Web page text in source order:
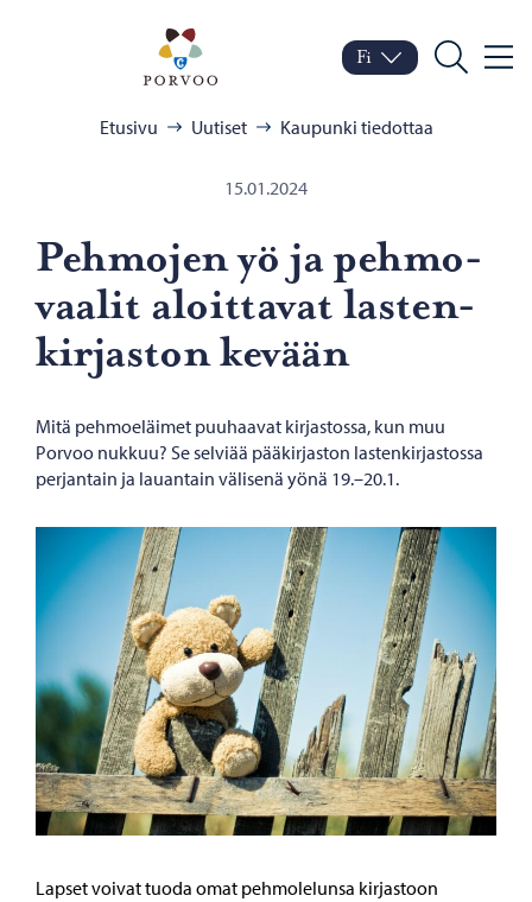
Porvoo – Siirry
Vaihda kieltä
Nykyinen kieli: Suomi
Fi
Hae
Etusivu Uutiset Kaupunki tiedottaa
15.01.2024
Peh­mo­jen yö ja peh­mo­
vaa­lit aloit­ta­vat las­ten­
kir­jas­ton ke­vään
Mitä pehmoeläimet puuhaavat kirjastossa, kun muu
Porvoo nukkuu? Se selviää pääkirjaston lastenkirjastossa
perjantain ja lauantain välisenä yönä 19.–20.1.
Lapset voivat tuoda omat pehmolelunsa kirjastoon